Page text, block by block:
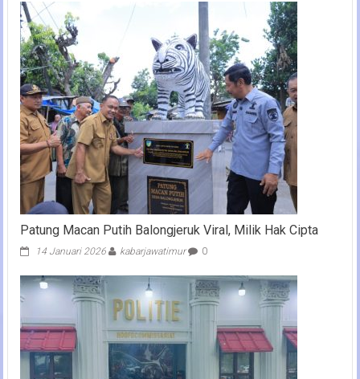
Patung Macan Putih Balongjeruk Viral, Milik Hak Cipta
14 Januari 2026 kabarjawatimur 0